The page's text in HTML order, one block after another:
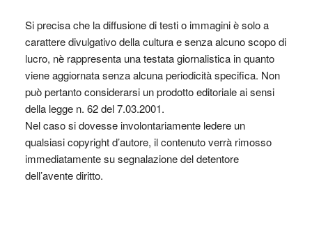
Si precisa che la diffusione di testi o immagini è solo a
carattere divulgativo della cultura e senza alcuno scopo di
lucro, nè rappresenta una testata giornalistica in quanto
viene aggiornata senza alcuna periodicità specifica. Non
può pertanto considerarsi un prodotto editoriale ai sensi
della legge n. 62 del 7.03.2001.
Nel caso si dovesse involontariamente ledere un
qualsiasi copyright d’autore, il contenuto verrà rimosso
immediatamente su segnalazione del detentore
dell’avente diritto.